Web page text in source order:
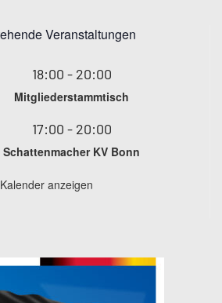
Veranstaltungen
18:00 - 20:00
Mitgliederstammtisch
17:00 - 20:00
Schattenmacher KV Bonn
Kalender anzeigen